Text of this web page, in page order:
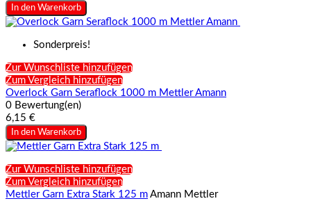
In den Warenkorb
Sonderpreis!
Zur Wunschliste hinzufügen
Zum Vergleich hinzufügen
Overlock Garn Seraflock 1000 m Mettler Amann
0 Bewertung(en)
6,15 €
In den Warenkorb
Zur Wunschliste hinzufügen
Zum Vergleich hinzufügen
Mettler Garn Extra Stark 125 m Amann Mettler